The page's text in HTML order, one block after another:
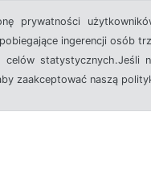
prywatności
ingerencji osób
statystycznych.Jeśli
zaakceptować naszą